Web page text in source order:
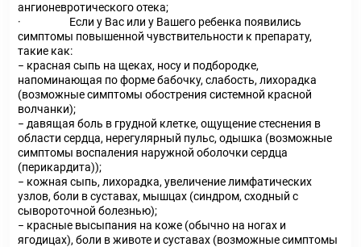
ангионевротического отека;
· Если у Вас или у Вашего ребенка появились
симптомы повышенной чувствительности к препарату,
такие как:
− красная сыпь на щеках, носу и подбородке,
напоминающая по форме бабочку, слабость, лихорадка
(возможные симптомы обострения системной красной
волчанки);
− давящая боль в грудной клетке, ощущение стеснения в
области сердца, нерегулярный пульс, одышка (возможные
симптомы воспаления наружной оболочки сердца
(перикардита));
− кожная сыпь, лихорадка, увеличение лимфатических
узлов, боли в суставах, мышцах (синдром, сходный с
сывороточной болезнью);
− красные высыпания на коже (обычно на ногах и
ягодицах), боли в животе и суставах (возможные симптомы